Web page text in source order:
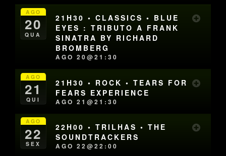
AGO
20
QUA
21H30 • CLASSICS • BLUE
EYES : TRIBUTO A FRANK
SINATRA BY RICHARD
BROMBERG
AGO 20@21:30
AGO
21
QUI
21H30 • ROCK • TEARS FOR
FEARS EXPERIENCE
AGO 21@21:30
AGO
22
SEX
22H00 • TRILHAS • THE
SOUNDTRACKERS
AGO 22@22:00